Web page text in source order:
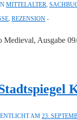
MITTELALTER
REZENSION
Medieval, Ausgabe
AM 23.